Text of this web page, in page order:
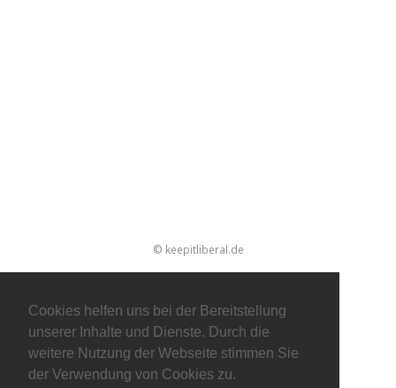
Cookies helfen uns bei der Bereitstellung
unserer Inhalte und Dienste. Durch die
weitere Nutzung der Webseite stimmen Sie
der Verwendung von Cookies zu.
© keepitliberal.de